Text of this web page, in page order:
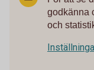
godkänna
och